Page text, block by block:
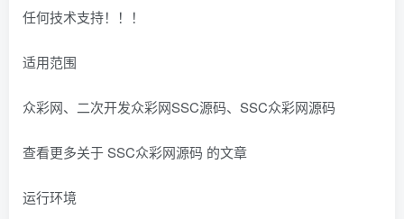
任何技术支持！！！
适用范围
众彩网、二次开发众彩网SSC源码、SSC众彩网源码
查看更多关于 SSC众彩网源码 的文章
运行环境